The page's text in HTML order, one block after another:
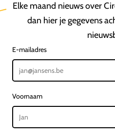
Elke maand nieuws over
dan hier je gegevens
E-mailadres
Voornaam